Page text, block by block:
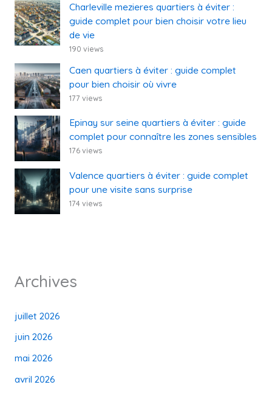
Charleville mezieres quartiers à éviter :
guide complet pour bien choisir votre lieu
de vie
190 views
Caen quartiers à éviter : guide complet
pour bien choisir où vivre
177 views
Epinay sur seine quartiers à éviter : guide
complet pour connaître les zones sensibles
176 views
Valence quartiers à éviter : guide complet
pour une visite sans surprise
174 views
Archives
juillet 2026
juin 2026
mai 2026
avril 2026